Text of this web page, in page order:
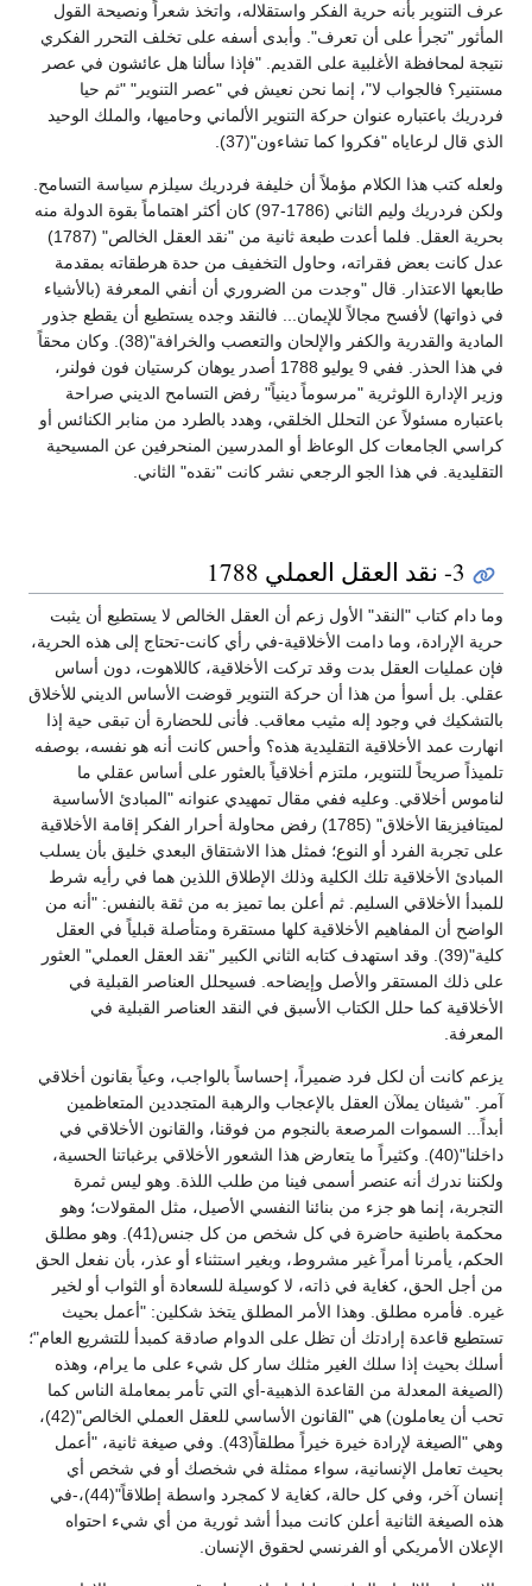
عرف التنوير بأنه حرية الفكر واستقلاله، واتخذ شعراً ونصيحة القول
المأثور "تجرأ على أن تعرف". وأبدى أسفه على تخلف التحرر الفكري
نتيجة لمحافظة الأغلبية على القديم. "فإذا سألنا هل عائشون في عصر
مستنير؟ فالجواب لا"، إنما نحن نعيش في "عصر التنوير" "ثم حيا
فردريك باعتباره عنوان حركة التنوير الألماني وحاميها، والملك الوحيد
الذي قال لرعاياه "فكروا كما تشاءون"(37).
ولعله كتب هذا الكلام مؤملاً أن خليفة فردريك سيلزم سياسة التسامح.
ولكن فردريك وليم الثاني (1786-97) كان أكثر اهتماماً بقوة الدولة منه
بحرية العقل. فلما أعدت طبعة ثانية من "نقد العقل الخالص" (1787)
عدل كانت بعض فقراته، وحاول التخفيف من حدة هرطقاته بمقدمة
طابعها الاعتذار. قال "وجدت من الضروري أن أنفي المعرفة (بالأشياء
في ذواتها) لأفسح مجالاً للإيمان... فالنقد وجده يستطيع أن يقطع جذور
المادية والقدرية والكفر والإلحان والتعصب والخرافة"(38). وكان محقاً
في هذا الحذر. ففي 9 يوليو 1788 أصدر يوهان كرستيان فون فولنر،
وزير الإدارة اللوثرية "مرسوماً دينياً" رفض التسامح الديني صراحة
باعتباره مسئولاً عن التحلل الخلقي، وهدد بالطرد من منابر الكنائس أو
كراسي الجامعات كل الوعاظ أو المدرسين المنحرفين عن المسيحية
التقليدية. في هذا الجو الرجعي نشر كانت "نقده" الثاني.
3- نقد العقل العملي 1788
وما دام كتاب "النقد" الأول زعم أن العقل الخالص لا يستطيع أن يثبت
حرية الإرادة، وما دامت الأخلاقية-في رأي كانت-تحتاج إلى هذه الحرية،
فإن عمليات العقل بدت وقد تركت الأخلاقية، كاللاهوت، دون أساس
عقلي. بل أسوأ من هذا أن حركة التنوير قوضت الأساس الديني للأخلاق
بالتشكيك في وجود إله مثيب معاقب. فأنى للحضارة أن تبقى حية إذا
انهارت عمد الأخلاقية التقليدية هذه؟ وأحس كانت أنه هو نفسه، بوصفه
تلميذاً صريحاً للتنوير، ملتزم أخلاقياً بالعثور على أساس عقلي ما
لناموس أخلاقي. وعليه ففي مقال تمهيدي عنوانه "المبادئ الأساسية
لميتافيزيقا الأخلاق" (1785) رفض محاولة أحرار الفكر إقامة الأخلاقية
على تجربة الفرد أو النوع؛ فمثل هذا الاشتقاق البعدي خليق بأن يسلب
المبادئ الأخلاقية تلك الكلية وذلك الإطلاق اللذين هما في رأيه شرط
للمبدأ الأخلاقي السليم. ثم أعلن بما تميز به من ثقة بالنفس: "أنه من
الواضح أن المفاهيم الأخلاقية كلها مستقرة ومتأصلة قبلياً في العقل
كلية"(39). وقد استهدف كتابه الثاني الكبير "نقد العقل العملي" العثور
على ذلك المستقر والأصل وإيضاحه. فسيحلل العناصر القبلية في
الأخلاقية كما حلل الكتاب الأسبق في النقد العناصر القبلية في
المعرفة.
يزعم كانت أن لكل فرد ضميراً، إحساساً بالواجب، وعياً بقانون أخلاقي
آمر. "شيئان يملآن العقل بالإعجاب والرهبة المتجددين المتعاظمين
أبداً... السموات المرصعة بالنجوم من فوقنا، والقانون الأخلاقي في
داخلنا"(40). وكثيراً ما يتعارض هذا الشعور الأخلاقي برغباتنا الحسية،
ولكننا ندرك أنه عنصر أسمى فينا من طلب اللذة. وهو ليس ثمرة
التجربة، إنما هو جزء من بنائنا النفسي الأصيل، مثل المقولات؛ وهو
محكمة باطنية حاضرة في كل شخص من كل جنس(41). وهو مطلق
الحكم، يأمرنا أمراً غير مشروط، وبغير استثناء أو عذر، بأن نفعل الحق
من أجل الحق، كغاية في ذاته، لا كوسيلة للسعادة أو الثواب أو لخير
غيره. فأمره مطلق. وهذا الأمر المطلق يتخذ شكلين: "أعمل بحيث
تستطيع قاعدة إرادتك أن تظل على الدوام صادقة كمبدأ للتشريع العام"؛
أسلك بحيث إذا سلك الغير مثلك سار كل شيء على ما يرام، وهذه
(الصيغة المعدلة من القاعدة الذهبية-أي التي تأمر بمعاملة الناس كما
تحب أن يعاملون) هي "القانون الأساسي للعقل العملي الخالص"(42)،
وهي "الصيغة لإرادة خيرة خيراً مطلقاً(43). وفي صيغة ثانية، "أعمل
بحيث تعامل الإنسانية، سواء ممثلة في شخصك أو في شخص أي
إنسان آخر، وفي كل حالة، كغاية لا كمجرد واسطة إطلاقاً"(44)،-في
هذه الصيغة الثانية أعلن كانت مبدأ أشد ثورية من أي شيء احتواه
الإعلان الأمريكي أو الفرنسي لحقوق الإنسان.